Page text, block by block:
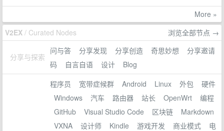
More »
V2EX / Curated Nodes 浏览全部节点 →
分享与探索
问与答 分享发现 分享创造 奇思妙想
分享邀请
码
自言自语 设计 Blog
程序员 宽带症候群 Android Linux 外包
硬件
Windows
汽车 路由器 站长 OpenWrt
编程
GitHub
Visual Studio Code 区块链
Markdown
VXNA
设计师 Kindle 游戏开发 商业模式
电